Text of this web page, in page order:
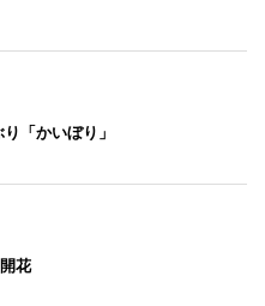
「かいぼり」
花